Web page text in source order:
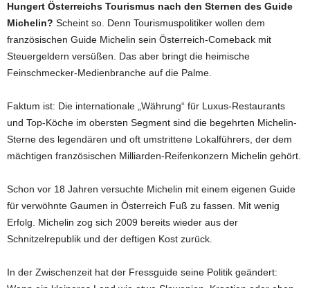
Hungert Österreichs Tourismus nach den Sternen des Guide
Michelin? Scheint so. Denn Tourismuspolitiker wollen dem
französischen Guide Michelin sein Österreich-Comeback mit
Steuergeldern versüßen. Das aber bringt die heimische
Feinschmecker-Medienbranche auf die Palme.
Faktum ist: Die internationale „Währung“ für Luxus-Restaurants
und Top-Köche im obersten Segment sind die begehrten Michelin-
Sterne des legendären und oft umstrittene Lokalführers, der dem
mächtigen französischen Milliarden-Reifenkonzern Michelin gehört.
Schon vor 18 Jahren versuchte Michelin mit einem eigenen Guide
für verwöhnte Gaumen in Österreich Fuß zu fassen. Mit wenig
Erfolg. Michelin zog sich 2009 bereits wieder aus der
Schnitzelrepublik und der deftigen Kost zurück.
In der Zwischenzeit hat der Fressguide seine Politik geändert: